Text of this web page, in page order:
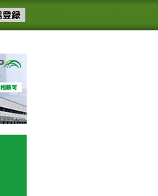
ースメール配信を登録す